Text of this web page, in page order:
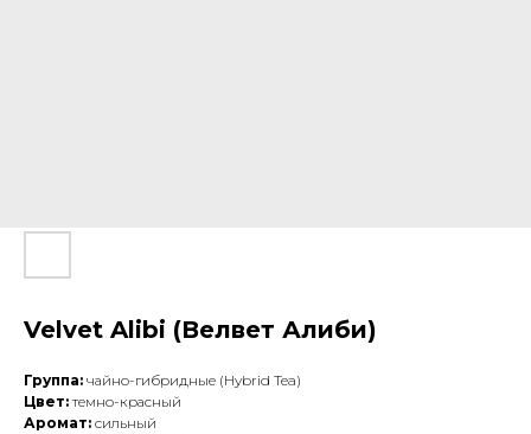
Velvet Alibi (Велвет Алиби)
Группа: чайно-гибридные (Hybrid Tea)
Цвет:темно-красный
Аромат: сильный